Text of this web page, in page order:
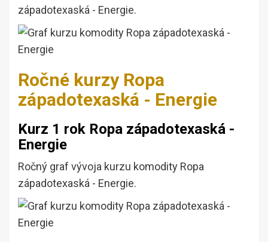
západotexaská - Energie.
Ročné kurzy Ropa
západotexaská - Energie
Kurz 1 rok Ropa západotexaská -
Energie
Ročný graf vývoja kurzu komodity Ropa
západotexaská - Energie.